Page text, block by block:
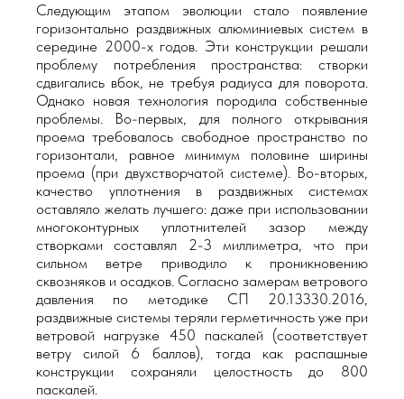
Следующим этапом эволюции стало появление
горизонтально раздвижных алюминиевых систем в
середине 2000-х годов. Эти конструкции решали
проблему потребления пространства: створки
сдвигались вбок, не требуя радиуса для поворота.
Однако новая технология породила собственные
проблемы. Во-первых, для полного открывания
проема требовалось свободное пространство по
горизонтали, равное минимум половине ширины
проема (при двухстворчатой системе). Во-вторых,
качество уплотнения в раздвижных системах
оставляло желать лучшего: даже при использовании
многоконтурных уплотнителей зазор между
створками составлял 2-3 миллиметра, что при
сильном ветре приводило к проникновению
сквозняков и осадков. Согласно замерам ветрового
давления по методике СП 20.13330.2016,
раздвижные системы теряли герметичность уже при
ветровой нагрузке 450 паскалей (соответствует
ветру силой 6 баллов), тогда как распашные
конструкции сохраняли целостность до 800
паскалей.